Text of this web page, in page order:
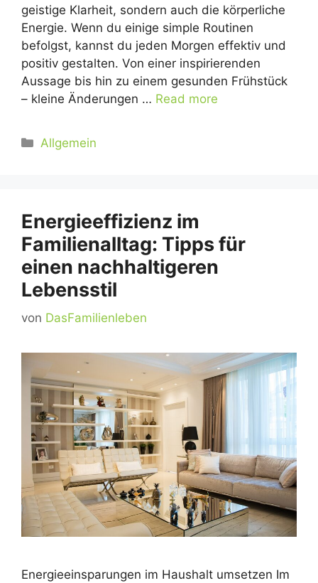
geistige Klarheit, sondern auch die körperliche
Energie. Wenn du einige simple Routinen
befolgst, kannst du jeden Morgen effektiv und
positiv gestalten. Von einer inspirierenden
Aussage bis hin zu einem gesunden Frühstück
– kleine Änderungen … Read more
Kategorien
Allgemein
Energieeffizienz im
Familienalltag: Tipps für
einen nachhaltigeren
Lebensstil
von DasFamilienleben
Energieeinsparungen im Haushalt umsetzen Im